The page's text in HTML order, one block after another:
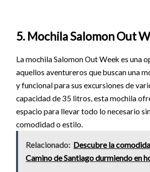
5. Mochila Salomon Out
La mochila Salomon Out Week es una
aquellos aventureros que buscan una
y funcional para sus excursiones de
capacidad de 35 litros, esta mochila
espacio para llevar todo lo necesario
comodidad o estilo.
Relacionado: Descubre la
Camino de Santiago durmiendo en